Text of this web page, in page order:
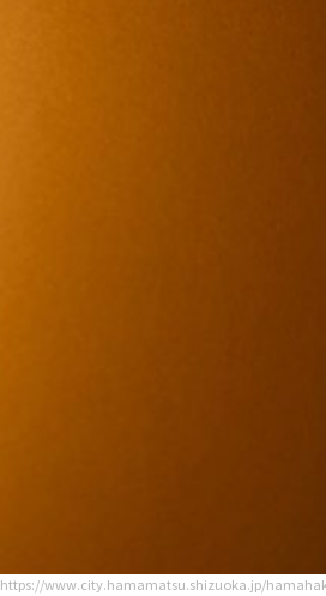
https://www.city.hamamatsu.shizuoka.jp/